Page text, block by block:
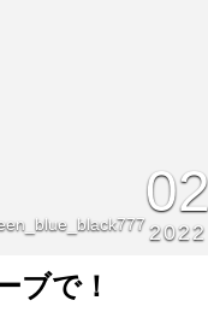
2022
ブで！